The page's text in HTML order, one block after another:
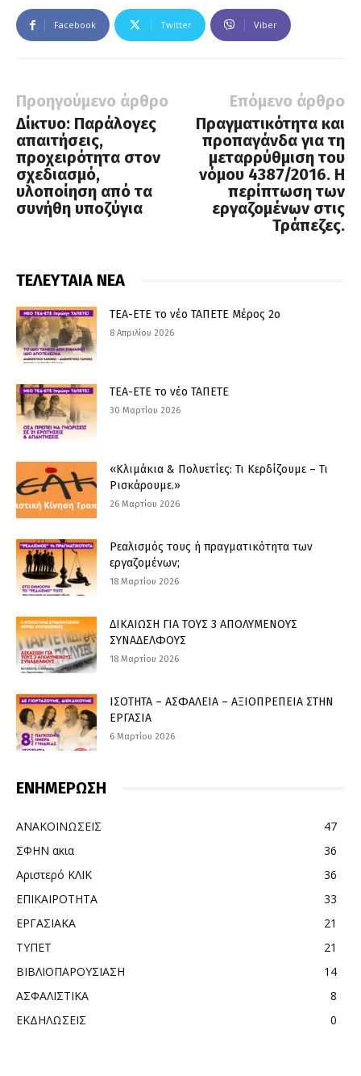
Facebook Twitter Viber
Προηγούμενο άρθρο
Δίκτυο: Παράλογες
απαιτήσεις,
προχειρότητα στον
σχεδιασμό,
υλοποίηση από τα
συνήθη υποζύγια
Επόμενο άρθρο
Πραγματικότητα και
προπαγάνδα για τη
μεταρρύθμιση του
νόμου 4387/2016. Η
περίπτωση των
εργαζομένων στις
Τράπεζες.
ΤΕΛΕΥΤΑΙΑ ΝΕΑ
ΤΕΑ-ΕΤΕ το νέο ΤΑΠΕΤΕ Μέρος 2ο
8 Απριλίου 2026
ΤΕΑ-ΕΤΕ το νέο ΤΑΠΕΤΕ
30 Μαρτίου 2026
«Κλιμάκια & Πολυετίες: Τι Κερδίζουμε – Τι
Ρισκάρουμε.»
26 Μαρτίου 2026
Ρεαλισμός τους ή πραγματικότητα των
εργαζομένων;
18 Μαρτίου 2026
ΔΙΚΑΙΩΣΗ ΓΙΑ ΤΟΥΣ 3 ΑΠΟΛΥΜΕΝΟΥΣ
ΣΥΝΑΔΕΛΦΟΥΣ
18 Μαρτίου 2026
ΙΣΟΤΗΤΑ – ΑΣΦΑΛΕΙΑ – ΑΞΙΟΠΡΕΠΕΙΑ ΣΤΗΝ
ΕΡΓΑΣΙΑ
6 Μαρτίου 2026
ΕΝΗΜΕΡΩΣΗ
ΑΝΑΚΟΙΝΩΣΕΙΣ
47
ΣΦΗΝ ακια
36
Αριστερό ΚΛΙΚ
36
ΕΠΙΚΑΙΡΟΤΗΤΑ
33
ΕΡΓΑΣΙΑΚΑ
21
ΤΥΠΕΤ
21
ΒΙΒΛΙΟΠΑΡΟΥΣΙΑΣΗ
14
ΑΣΦΑΛΙΣΤΙΚΑ
8
ΕΚΔΗΛΩΣΕΙΣ
0